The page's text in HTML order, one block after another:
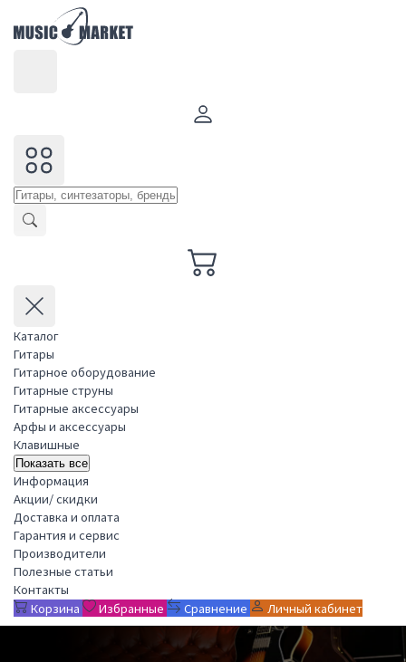
Каталог
Гитары
Гитарное оборудование
Гитарные струны
Гитарные аксессуары
Арфы и аксессуары
Клавишные
Показать все
Информация
Акции/ скидки
Доставка и оплата
Гарантия и сервис
Производители
Полезные статьи
Контакты
Корзина
Избранные Сравнение Личный кабинет